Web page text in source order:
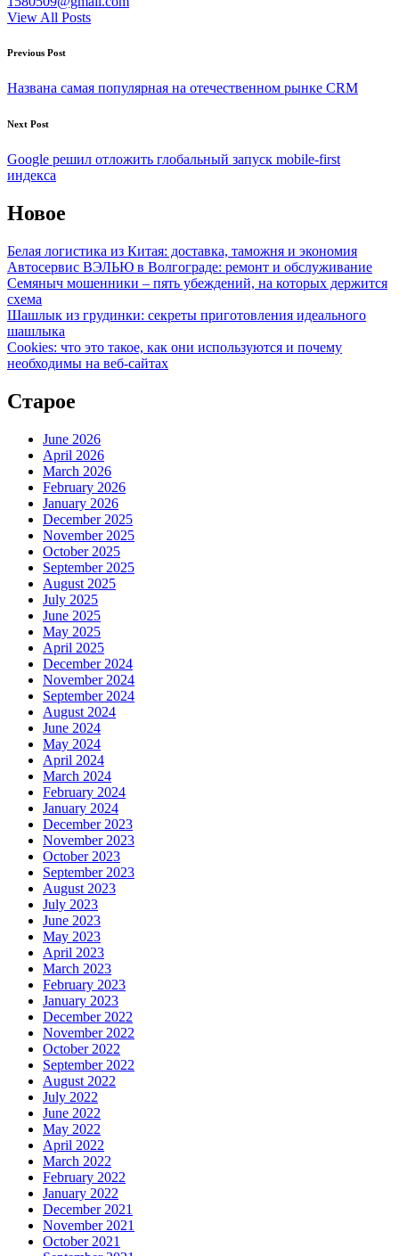
View All Posts
Post
navigation
Previous Post
Названа самая популярная на отечественном рынке CRM
Next Post
Google решил отложить глобальный запуск mobile-first
индекса
Новое
Белая логистика из Китая: доставка, таможня и экономия
Автосервис ВЭЛЬЮ в Волгограде: ремонт и обслуживание
Семяныч мошенники – пять убеждений, на которых держится
схема
Шашлык из грудинки: секреты приготовления идеального
шашлыка
Cookies: что это такое, как они используются и почему
необходимы на веб-сайтах
Старое
June 2026
April 2026
March 2026
February 2026
January 2026
December 2025
November 2025
October 2025
September 2025
August 2025
July 2025
June 2025
May 2025
April 2025
December 2024
November 2024
September 2024
August 2024
June 2024
May 2024
April 2024
March 2024
February 2024
January 2024
December 2023
November 2023
October 2023
September 2023
August 2023
July 2023
June 2023
May 2023
April 2023
March 2023
February 2023
January 2023
December 2022
November 2022
October 2022
September 2022
August 2022
July 2022
June 2022
May 2022
April 2022
March 2022
February 2022
January 2022
December 2021
November 2021
October 2021